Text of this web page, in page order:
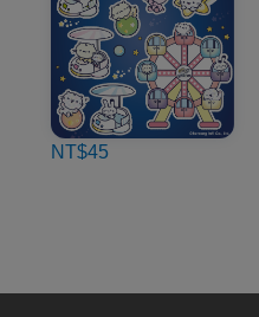
NT$45